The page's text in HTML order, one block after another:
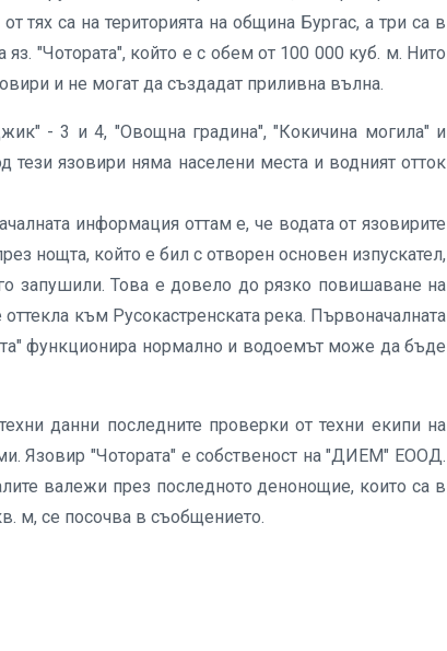
тях са на територията на община Бургас, а три са в
"Чотората", който е с обем от 100 000 куб. м. Нито
и не могат да създадат приливна вълна.
- 3 и 4, "Овощна градина", "Кокичина могила" и
тези язовири няма населени места и водният отток
информация оттам е, че водата от язовирите
нощта, който е бил с отворен основен изпускател,
запушили. Това е довело до рязко повишаване на
към Русокастренската река. Първоначалната
функционира нормално и водоемът може да бъде
данни последните проверки от техни екипи на
Язовир "Чотората" е собственост на "ДИЕМ" ЕООД.
валежи през последното денонощие, които са в
м, се посочва в съобщението.